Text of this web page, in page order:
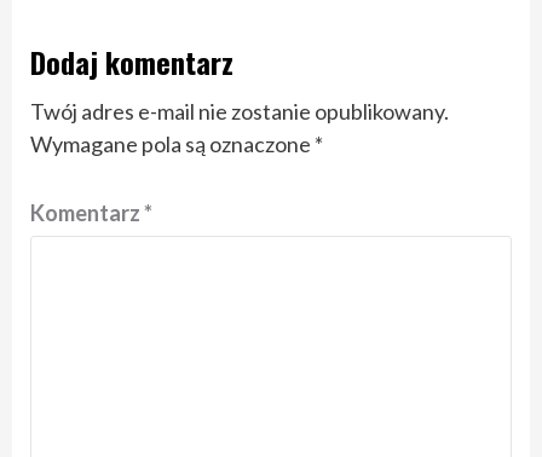
Dodaj komentarz
Twój adres e-mail nie zostanie opublikowany.
Wymagane pola są oznaczone *
Komentarz*